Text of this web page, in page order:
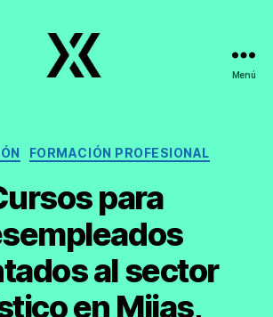
Menú
Categorías
FORMACIÓN PROFESIONAL
para
al sector
en Mijas,